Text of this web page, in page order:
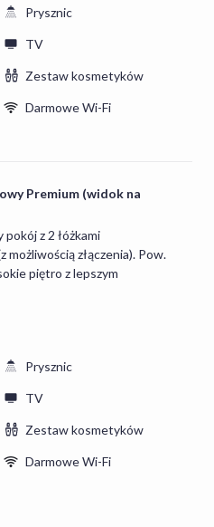
Prysznic
TV
Zestaw kosmetyków
Darmowe Wi-Fi
Premium (widok na
z 2 łóżkami
możliwością złączenia). Pow.
piętro z lepszym
Prysznic
TV
Zestaw kosmetyków
Darmowe Wi-Fi